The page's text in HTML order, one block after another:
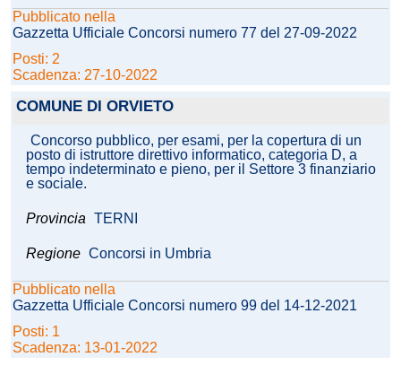
Pubblicato nella
Gazzetta Ufficiale Concorsi numero 77 del 27-09-2022
Posti: 2
Scadenza: 27-10-2022
COMUNE DI ORVIETO
Concorso pubblico, per esami, per la copertura di un
posto di istruttore direttivo informatico, categoria D, a
tempo indeterminato e pieno, per il Settore 3 finanziario
e sociale.
Provincia TERNI
Regione Concorsi in Umbria
Pubblicato nella
Gazzetta Ufficiale Concorsi numero 99 del 14-12-2021
Posti: 1
Scadenza: 13-01-2022